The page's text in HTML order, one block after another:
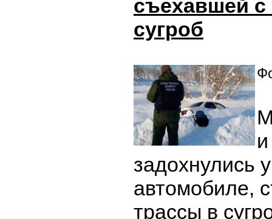
съехавшей с
сугроб
задохнулись
автомобиле,
трассы в